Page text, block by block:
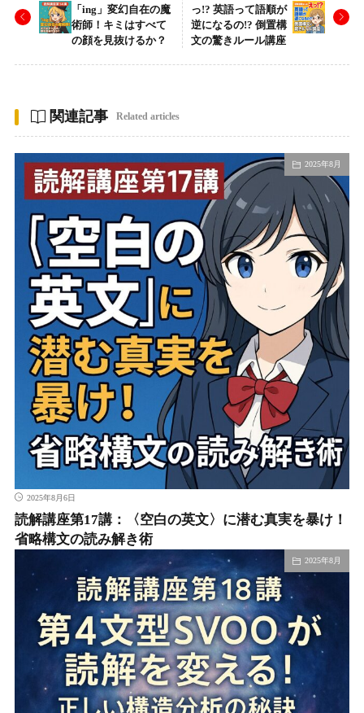
「ing」変幻自在の魔
術師！キミはすべて
の顔を見抜けるか？
っ!? 英語って語順が
逆になるの!? 倒置構
文の驚きルール講座
関連記事 Related articles
2025年8月
2025年8月6日
読解講座第17講：〈空白の英文〉に潜む真実を暴け！
省略構文の読み解き術
2025年8月